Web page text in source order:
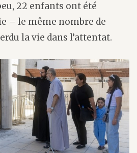
22 enfants ont été
– le même nombre de
la vie dans l’attentat.